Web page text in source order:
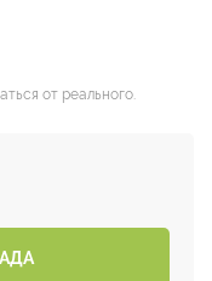
от реального.